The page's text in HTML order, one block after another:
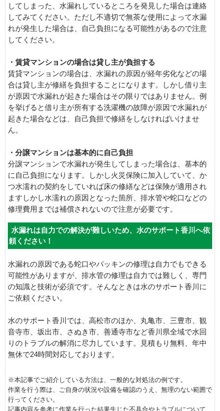
してしまった、水漏れしているところを発見した場合は連絡
してみてください。ただし不適切で無茶な使用によって水漏
れが発生した場合は、自己負担になる可能性があるので注意
してください。
・賃貸マンションの場合は貸し主が負担する
賃貸マンションの場合は、水漏れの原因が経年劣化などの場
合は貸し主が修繕を負担することになります。しかし借り主
が原因で水漏れが起きた場合はその限りではありません。例
を挙げると借り主が所有する洗濯機の故障が原因で水漏れが
起きた場合などは、自己負担で修繕をしなければいけませ
ん。
・分譲マンションは基本的に自己負担
分譲マンションで水漏れが発生してしまった場合は、基本的
に自己負担になります。しかし火災保険に加入していて、か
つ水濡れの契約をしていれば床の修繕などは保険が適用され
ますしかし水濡れの原因となった箇所、排水管や蛇口などの
修理費用までは補償されないので注意が必要です。
水漏れは自力での解決が難しいため、水のサポート香川へ依
頼ください！
水漏れの原因である蛇口やパッキンの修理は自力でもできる
可能性がありますが、排水管の修理は自力では難しく、専門
の知識と技術が必須です。そんなときは水のサポート香川に
ご依頼ください。
水のサポート香川では、高松市のほか、丸亀市、三豊市、観
音寺市、坂出市、さぬき市、善通寺市など香川県全域で水回
りのトラブルの解消に尽力しています。見積もり無料、年中
無休で24時間対応しております。
※本記事でご紹介している方法は、一般的な対処法の例です。
作業を行う際は、ご自身の状況や設備を確認のうえ、無理のない範囲で
行ってください。
記事内容を参考に作業を行った結果生じた不具合やトラブルについて